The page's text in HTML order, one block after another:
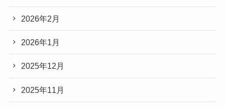
2026年2月
2026年1月
2025年12月
2025年11月